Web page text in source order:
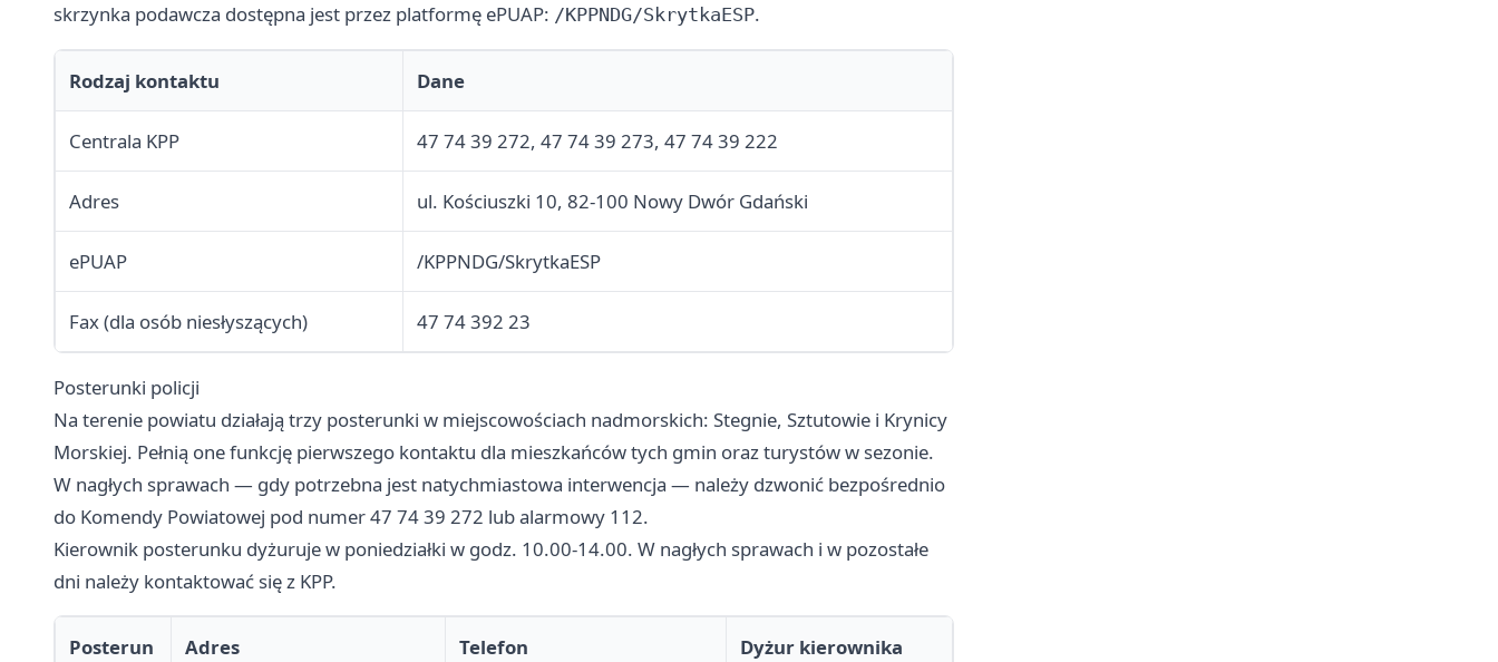
skrzynka podawcza dostępna jest przez platformę ePUAP: /KPPNDG/SkrytkaESP.
Rodzaj kontaktu Dane
Centrala KPP 47 74 39 272, 47 74 39 273, 47 74 39 222
Adres ul. Kościuszki 10, 82-100 Nowy Dwór Gdański
ePUAP /KPPNDG/SkrytkaESP
Fax (dla osób niesłyszących) 47 74 392 23
Posterunki policji
Na terenie powiatu działają trzy posterunki w miejscowościach nadmorskich: Stegnie, Sztutowie i Krynicy
Morskiej. Pełnią one funkcję pierwszego kontaktu dla mieszkańców tych gmin oraz turystów w sezonie.
W nagłych sprawach — gdy potrzebna jest natychmiastowa interwencja — należy dzwonić bezpośrednio
do Komendy Powiatowej pod numer 47 74 39 272 lub alarmowy 112.
Kierownik posterunku dyżuruje w poniedziałki w godz. 10.00-14.00. W nagłych sprawach i w pozostałe
dni należy kontaktować się z KPP.
Posterun
Adres Telefon Dyżur kierownika